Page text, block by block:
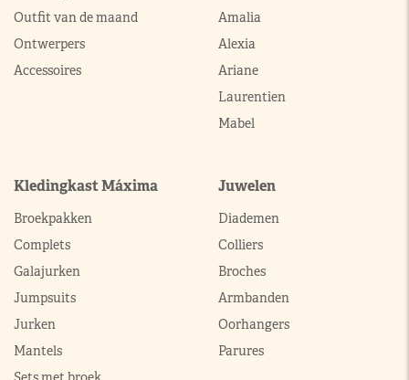
Outfit van de maand
Ontwerpers
Accessoires
Amalia
Alexia
Ariane
Laurentien
Mabel
Kledingkast Máxima
Broekpakken
Complets
Galajurken
Jumpsuits
Jurken
Mantels
Juwelen
Diademen
Colliers
Broches
Armbanden
Oorhangers
Parures